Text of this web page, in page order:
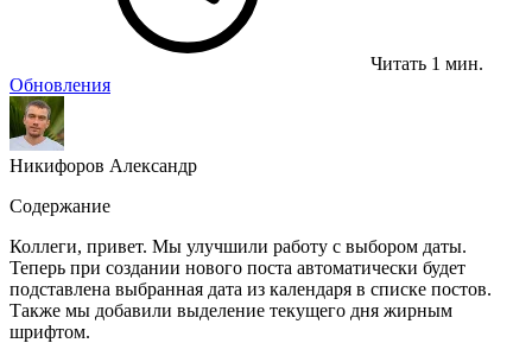
Читать 1 мин.
Обновления
Никифоров Александр
Содержание
Коллеги, привет. Мы улучшили работу с выбором даты.
Теперь при создании нового поста автоматически будет
подставлена выбранная дата из календаря в списке постов.
Также мы добавили выделение текущего дня жирным
шрифтом.